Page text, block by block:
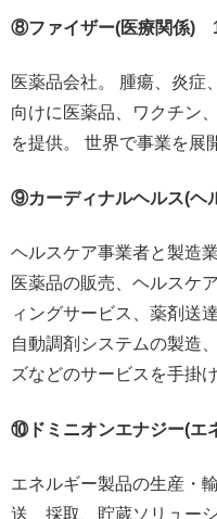
⑧ファイザー(医療関係)
医薬品会社。 腫瘍、炎症
向けに医薬品、ワクチン
を提供。 世界で事業を展
⑨カーディナルヘルス(
ヘルスケア事業者と製造
医薬品の販売、ヘルスケ
ィングサービス、薬剤送
自動調剤システムの製造
ズなどのサービスを手掛け
⑩ドミニオンエナジー(
エネルギー製品の生産・
送、採取、貯蔵ソリュー